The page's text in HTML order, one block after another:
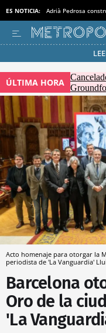
ES NOTICIA: Adrià Pedrosa
Pásate
ÚLTIMA HORA
Acto homenaje para otorgar la
periodista de 'La Vanguardia'
Barcelona
Oro de la
'La